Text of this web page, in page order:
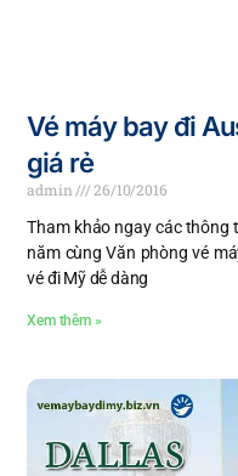
Vé máy bay đi
giá rẻ
admin
26/10/2016
Tham khảo ngay các thông
năm cùng Văn phòng vé
vé đi Mỹ dễ dàng
Xem thêm »